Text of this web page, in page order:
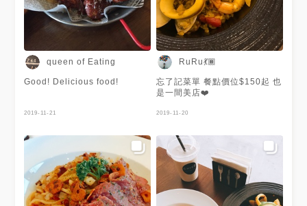
queen of Eating
Good! Delicious food!
2019-11-21
RuRu💃🏾
忘了記菜單 餐點價位$150起 也
是一間美店❤️
2019-11-20